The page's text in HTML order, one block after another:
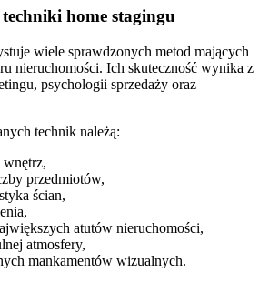
home stagingu
wiele sprawdzonych metod mających
nieruchomości. Ich skuteczność wynika z
psychologii sprzedaży oraz
technik należą:
wnętrz,
przedmiotów,
ścian,
atutów nieruchomości,
atmosfery,
mankamentów wizualnych.